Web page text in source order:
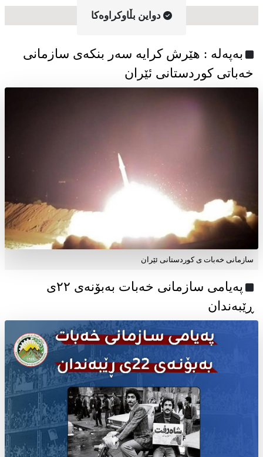
دواین بڵاوکراوه‌کا
به‌په‌له‌ : هێرش کرایە سەر بنکەی سازمانی
خەباتی کوردستانی ئێران
سازمانی خەبات ی کوردستانی ئێران
پەیامی سازمانی خەبات بەبۆنەی ۲۲ی
ڕێبەندان